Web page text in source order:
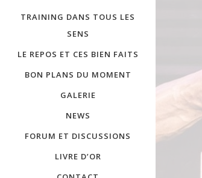
TRAINING DANS TOUS LES
SENS
LE REPOS ET CES BIEN FAITS
BON PLANS DU MOMENT
GALERIE
NEWS
FORUM ET DISCUSSIONS
LIVRE D’OR